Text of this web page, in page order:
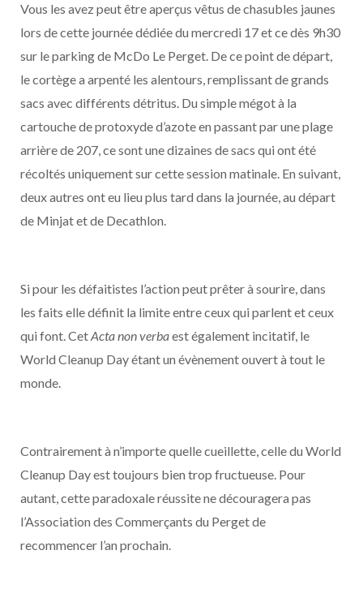
Vous les avez peut être aperçus vêtus de chasubles jaunes
lors de cette journée dédiée du mercredi 17 et ce dès 9h30
sur le parking de McDo Le Perget. De ce point de départ,
le cortège a arpenté les alentours, remplissant de grands
sacs avec différents détritus. Du simple mégot à la
cartouche de protoxyde d’azote en passant par une plage
arrière de 207, ce sont une dizaines de sacs qui ont été
récoltés uniquement sur cette session matinale. En suivant,
deux autres ont eu lieu plus tard dans la journée, au départ
de Minjat et de Decathlon.
Si pour les défaitistes l’action peut prêter à sourire, dans
les faits elle définit la limite entre ceux qui parlent et ceux
qui font. CetActa non verbaest également incitatif, le
World Cleanup Day étant un évènement ouvert à tout le
monde.
Contrairement à n’importe quelle cueillette, celle du World
Cleanup Day est toujours bien trop fructueuse. Pour
autant, cette paradoxale réussite ne découragera pas
l’Association des Commerçants du Perget de
recommencer l’an prochain.